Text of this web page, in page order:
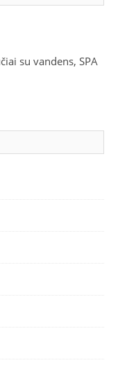
su vandens, SPA